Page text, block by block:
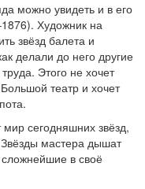
можно увидеть и в его
Художник на
звёзд балета и
делали до него другие
Этого не хочет
театр и хочет
сегодняшних звёзд,
мастера дышат
в своё